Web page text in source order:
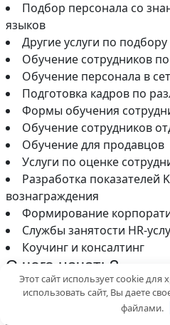
Подбор персонала со
языков
Другие услуги по
Обучение сотрудников
Обучение персонала в
Подготовка кадров по
Формы обучения
Обучение сотрудников
Обучение для продавцов
Услуги по оценке
Разработка показателей
вознаграждения
Формирование
Службы занятости HR-
Коучинг и консалтинг
С чего начать?
Зарегистрироваться
Заполните свой профиль
Этот сайт использует cookie
использовать сайт, Вы даете
файлами.